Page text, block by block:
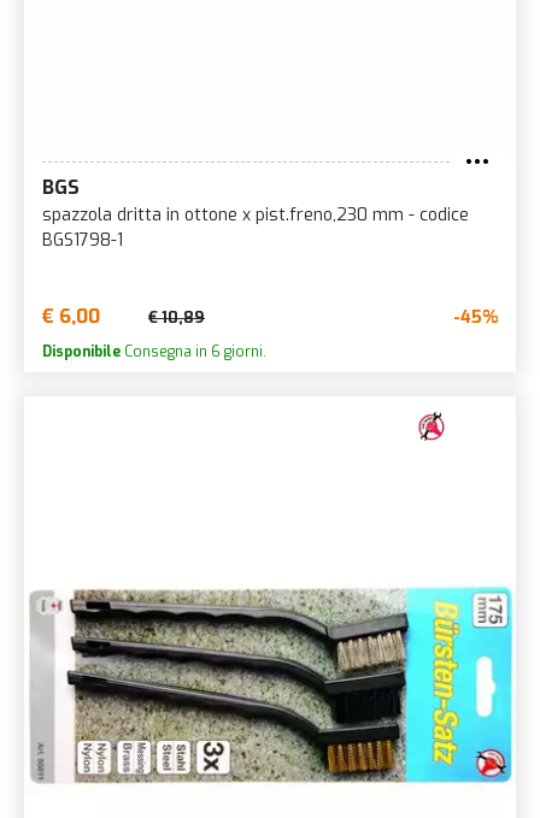
BGS
spazzola dritta in ottone x pist.freno,230 mm - codice
BGS1798-1
€ 6,00 € 10,89 -45%
Disponibile Consegna in 6 giorni.